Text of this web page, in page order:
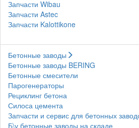
Запчасти Wibau
Запчасти Astec
Запчасти Kalottikone
Бетонные заводы
Бетонные заводы BERING
Бетонные смесители
Парогенераторы
Рециклинг бетона
Силоса цемента
Запчасти и сервис для бетонных
Б\у бетонные заводы на складе